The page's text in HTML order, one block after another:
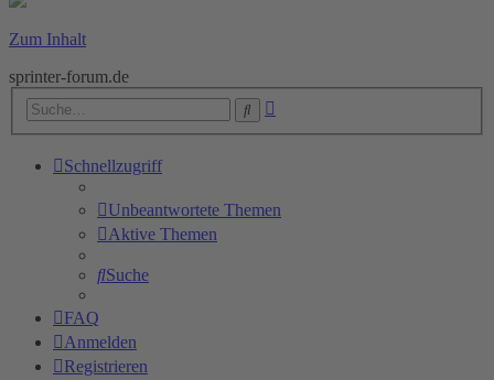
Zum Inhalt
sprinter-forum.de
Suche
Schnellzugriff
Unbeantwortete Themen
Aktive Themen
Suche
FAQ
Anmelden
Registrieren